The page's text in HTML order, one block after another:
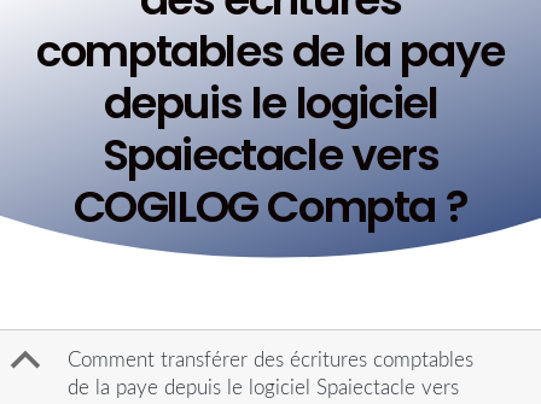
comptables de la paye
depuis le logiciel
Spaiectacle vers
COGILOG Compta ?
B
Comment transférer des écritures comptables
de la paye depuis le logiciel Spaiectacle vers